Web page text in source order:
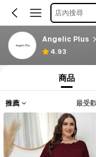
店內搜尋
Angelic Plus
4.93
商品
推薦 最受